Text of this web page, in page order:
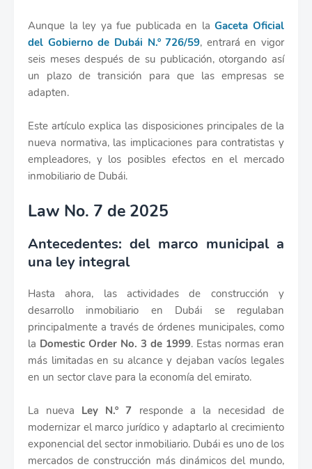
Aunque la ley ya fue publicada en laGaceta Oficial
del Gobierno de Dubái N.º 726/59, entrará en vigor
seis meses después de su publicación, otorgando así
un plazo de transición para que las empresas se
adapten.
Este artículo explica las disposiciones principales de la
nueva normativa, las implicaciones para contratistas y
empleadores, y los posibles efectos en el mercado
inmobiliario de Dubái.
Law No. 7 de 2025
Antecedentes: del marco municipal a
una ley integral
Hasta ahora, las actividades de construcción y
desarrollo inmobiliario en Dubái se regulaban
principalmente a través de órdenes municipales, como
la Domestic Order No. 3 de 1999. Estas normas eran
más limitadas en su alcance y dejaban vacíos legales
en un sector clave para la economía del emirato.
La nueva Ley N.º 7 responde a la necesidad de
modernizar el marco jurídico y adaptarlo al crecimiento
exponencial del sector inmobiliario. Dubái es uno de los
mercados de construcción más dinámicos del mundo,